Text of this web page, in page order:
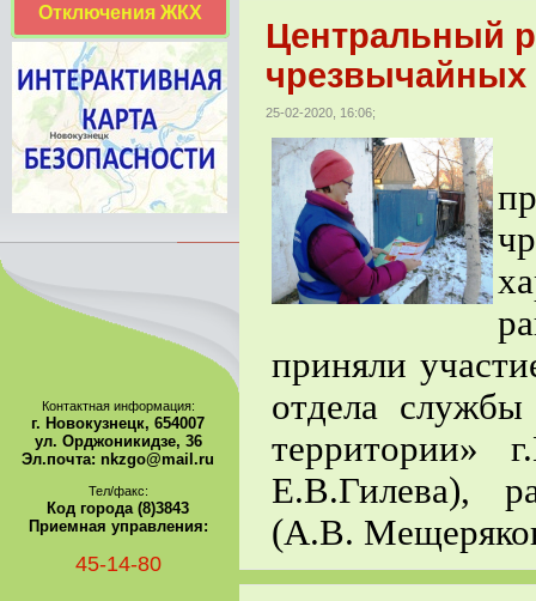
Центральный
чрезвычайных
25-02-2020, 16:06;
приняли
отдела
территории»
Е.В.Гилева),
(А.В.
Отключения ЖКХ
Контактная информация:
г. Новокузнецк, 654007
ул. Орджоникидзе, 36
Эл.почта: nkzgo@mail.ru
Тел/факс:
Код города (8)3843
Приемная управления:
45-14-80